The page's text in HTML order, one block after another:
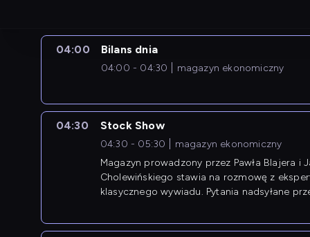
04:00 Bilans dnia
04:00 - 04:30 magazyn ekonomiczny
04:30 Stock Show
04:30 - 05:30
magazyn ekonomiczny
Magazyn prowadzony przez Pawła Blajera i
Cholewińskiego stawia na rozmowę z
klasycznego wywiadu. Pytania nadsyłane